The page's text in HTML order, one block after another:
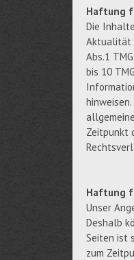
Haftung
Die
Aktualität
Abs.1
bis 10
Zeitpunkt
Haftung
Unser
Deshalb
Seiten ist
zum